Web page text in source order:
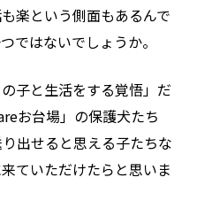
楽という側面もあるんで
ではないでしょうか。
子と生活をする覚悟」だ
お台場」の保護犬たち
出せると思える子たちな
ていただけたらと思いま